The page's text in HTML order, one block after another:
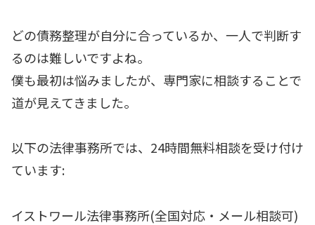
どの債務整理が自分に合っているか、一人で判断す
るのは難しいですよね。
僕も最初は悩みましたが、専門家に相談することで
道が見えてきました。
以下の法律事務所では、24時間無料相談を受け付け
ています:
イストワール法律事務所(全国対応・メール相談可)